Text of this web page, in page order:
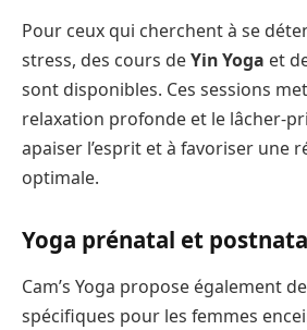
Pour ceux qui cherchent à se
stress, des cours deYin Yoga et
sont disponibles. Ces sessions
relaxation profonde et le lâcher-
apaiser l’esprit et à favoriser une
optimale.
Yoga prénatal et
Cam’s Yoga propose également
spécifiques pour les femmes